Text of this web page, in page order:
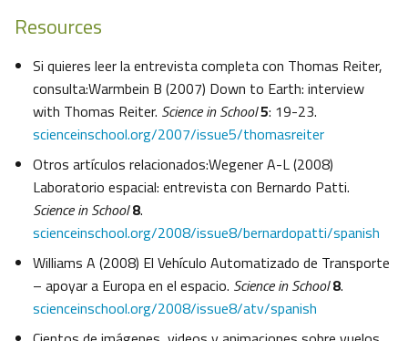
Resources
Si quieres leer la entrevista completa con Thomas Reiter,
consulta:Warmbein B (2007) Down to Earth: interview
with Thomas Reiter. Science in School5: 19-23.
scienceinschool.org/2007/issue5/thomasreiter
Otros artículos relacionados:Wegener A-L (2008)
Laboratorio espacial: entrevista con Bernardo Patti.
Science in School 8.
scienceinschool.org/2008/issue8/bernardopatti/spanish
Williams A (2008) El Vehículo Automatizado de Transporte
– apoyar a Europa en el espacio. Science in School 8.
scienceinschool.org/2008/issue8/atv/spanish